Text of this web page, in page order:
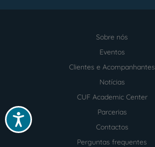
Acessibilidade
Sobre nós
Eventos
Clientes e Acompanhantes
Notícias
CUF Academic Center
Parcerias
Contactos
Perguntas frequentes